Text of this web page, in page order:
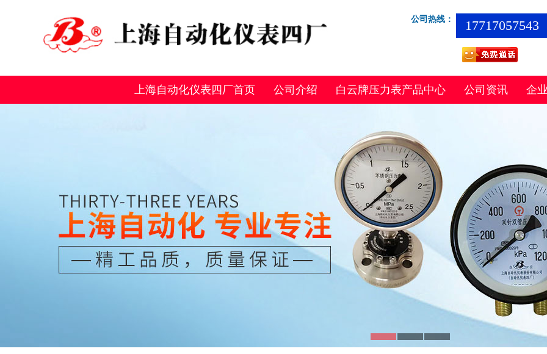
公司热线： 17717057543
上海自动化仪表四厂首页 公司介绍 白云牌压力表产品中心 公司资讯 企